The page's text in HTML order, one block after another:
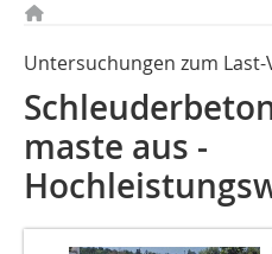
Untersuchungen zum
maste aus ­